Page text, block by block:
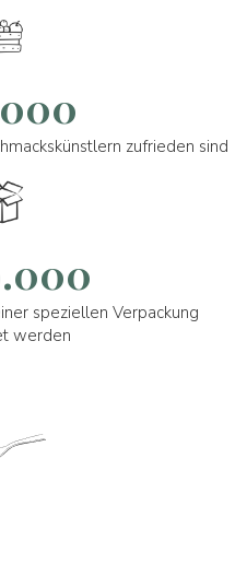
zufrieden sind
speziellen Verpackung
werden